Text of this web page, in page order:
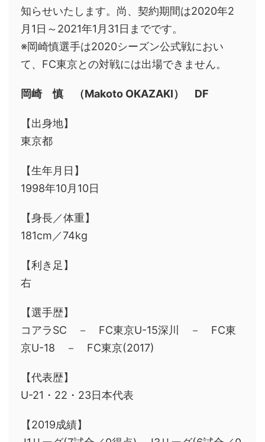
知らせいたします。尚、契約期間は2020年2
月1日～2021年1月31日までです。
※岡崎慎選手は2020シーズン公式戦におい
て、FC東京との対戦には出場できません。
岡崎 慎 （Makoto OKAZAKI） DF
【出身地】
東京都
【生年月日】
1998年10月10日
【身長／体重】
181cm／74kg
【利き足】
右
【選手歴】
コアラSC － FC東京U-15深川 － FC東
京U-18 － FC東京(2017)
【代表歴】
U-21・22・23日本代表
【2019成績】